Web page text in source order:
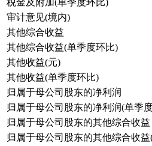
税金及附加(单季度环比)
审计意见(境内)
其他综合收益
其他综合收益(单季度环比)
其他收益(元)
其他收益(单季度环比)
归属于母公司股东的净利润
归属于母公司股东的净利润(单季
归属于母公司股东的其他综合收益
归属于母公司股东的其他综合收